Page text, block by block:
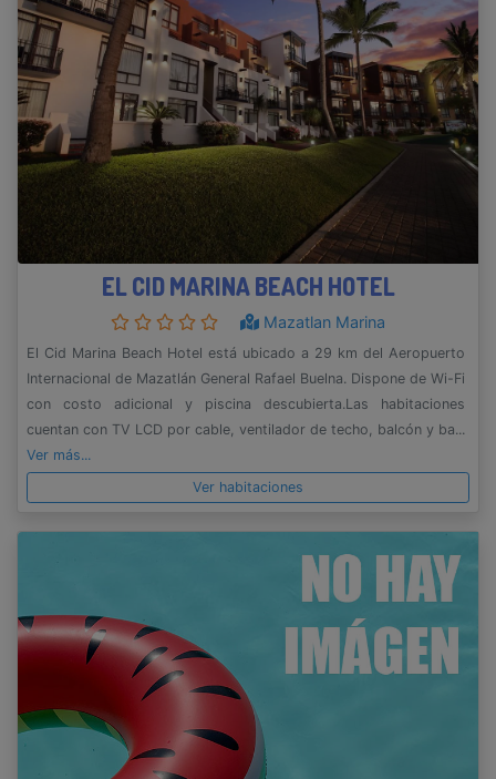
EL CID MARINA BEACH HOTEL
Mazatlan Marina
El Cid Marina Beach Hotel está ubicado a 29 km del Aeropuerto
Internacional de Mazatlán General Rafael Buelna. Dispone de Wi-Fi
con costo adicional y piscina descubierta.Las habitaciones
cuentan con TV LCD por cable, ventilador de techo, balcón y ba...
Ver más...
Ver habitaciones